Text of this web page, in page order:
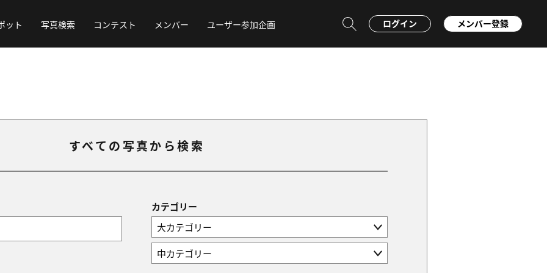
ット 写真検索 コンテスト メンバー ユーザー参加企画 ログイン メンバー登録
すべての写真から検索
カテゴリー